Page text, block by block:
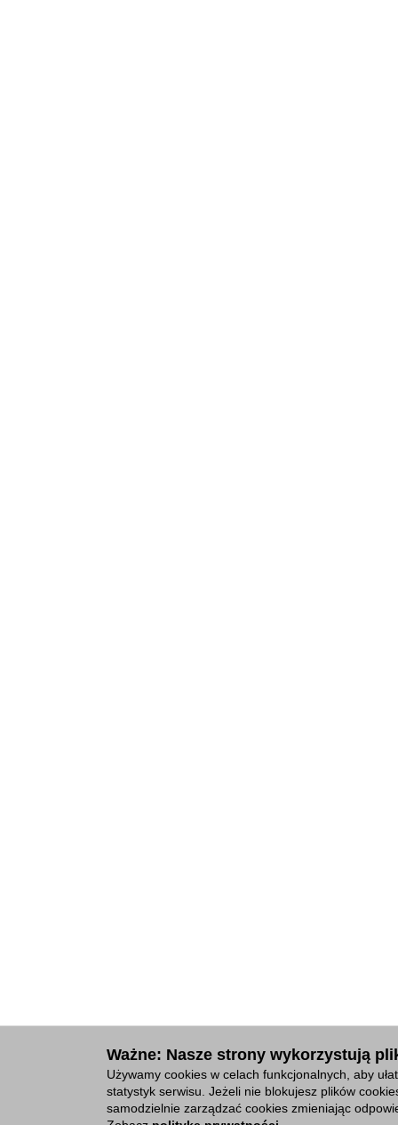
Ważne: Nasze strony wykorzystują
Używamy cookies w celach funkcjonalnych, aby
statystyk serwisu. Jeżeli nie blokujesz plików
samodzielnie zarządzać cookies zmieniając